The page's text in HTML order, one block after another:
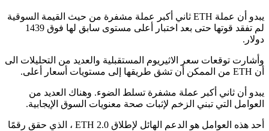
يبدو أن عملة ETH ثاني أكبر عملة مشفرة من حيث القيمة السوقية
لم تفقد قوتها حتى بعد اختبار أعلى مستوى سابق لها فوق 1439
دولار.
وأشارت توقعات سعر الاثيريوم المستقبلية والعديد من التحليلات الى
أن ETH من الممكن أن تشق طريقها إلى مستويات أسعار أعلى.
يبدو أن ثاني أكبر عملة مشفرة تسلط الضوء. وهناك العديد من
العوامل التي تبني الزخم لإثبات صحة معنويات السوق الإيجابية.
أحد هذه العوامل هو الدعم الهائل لإطلاق ETH 2.0 ، الذي حقق رقمًا